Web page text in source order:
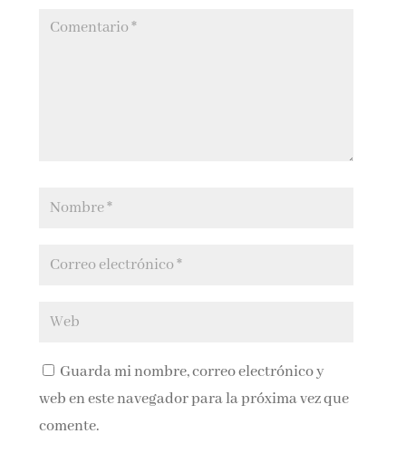
Guarda mi nombre, correo electrónico y
web en este navegador para la próxima vez que
comente.